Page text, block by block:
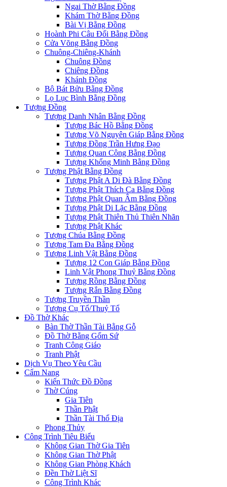
Ngai Thờ Bằng Đồng
Khám Thờ Bằng Đồng
Bài Vị Bằng Đồng
Hoành Phi Câu Đối Bằng Đồng
Cửa Võng Bằng Đồng
Chuông-Chiêng-Khánh
Chuông Đồng
Chiêng Đồng
Khánh Đồng
Bộ Bát Bửu Bằng Đồng
Lọ Lục Bình Bằng Đồng
Tượng Đồng
Tượng Danh Nhân Bằng Đồng
Tượng Bác Hồ Bằng Đồng
Tượng Võ Nguyên Giáp Bằng Đồng
Tượng Đồng Trần Hưng Đạo
Tượng Quan Công Bằng Đồng
Tượng Khổng Minh Bằng Đồng
Tượng Phật Bằng Đồng
Tượng Phật A Di Đà Bằng Đồng
Tượng Phật Thích Ca Bằng Đồng
Tượng Phật Quan Âm Bằng Đồng
Tượng Phật Di Lặc Bằng Đồng
Tượng Phật Thiên Thủ Thiên Nhãn
Tượng Phật Khác
Tượng Chúa Bằng Đồng
Tượng Tam Đa Bằng Đồng
Tượng Linh Vật Bằng Đồng
Tượng 12 Con Giáp Bằng Đồng
Linh Vật Phong Thuỷ Bằng Đồng
Tượng Rồng Bằng Đồng
Tượng Rắn Bằng Đồng
Tượng Truyền Thần
Tượng Cụ Tổ/Thuỷ Tổ
Đồ Thờ Khác
Bàn Thờ Thần Tài Bằng Gỗ
Đồ Thờ Bằng Gốm Sứ
Tranh Công Giáo
Tranh Phật
Dịch Vụ Theo Yêu Cầu
Cẩm Nang
Kiến Thức Đồ Đồng
Thờ Cúng
Gia Tiên
Thần Phật
Thần Tài Thổ Địa
Phong Thủy
Công Trình Tiêu Biểu
Không Gian Thờ Gia Tiên
Không Gian Thờ Phật
Không Gian Phòng Khách
Đền Thờ Liệt Sĩ
Công Trình Khác